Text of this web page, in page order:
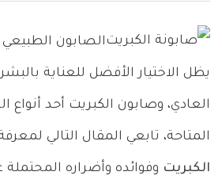
الصابون الطبيعي
يظل الاختيار الأفضل للعناية
العادي، وصابون الكبريت أحد أنواع
المتاحة، تابعي المقال التالي
الكبريت وفوائده وأضراره المحتملة